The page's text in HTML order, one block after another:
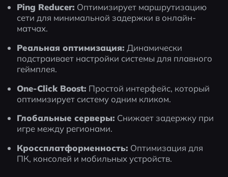
Ping Reducer: Оптимизирует маршрутизацию
сети для минимальной задержки в онлайн-
матчах.
Реальная оптимизация: Динамически
подстраивает настройки системы для плавного
геймплея.
One-Click Boost: Простой интерфейс, который
оптимизирует систему одним кликом.
Глобальные серверы: Снижает задержку при
игре между регионами.
Кроссплатформенность: Оптимизация для
ПК, консолей и мобильных устройств.